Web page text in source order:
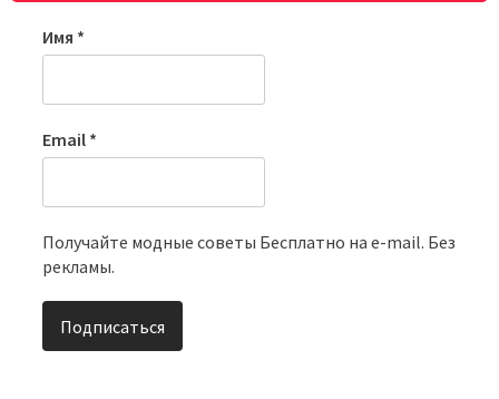
Имя *
Email *
Получайте модные советы Бесплатно на e-mail. Без
рекламы.